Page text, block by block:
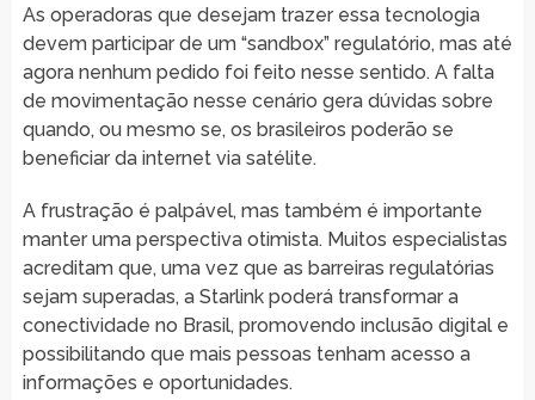
As operadoras que desejam trazer essa tecnologia
devem participar de um “sandbox” regulatório, mas até
agora nenhum pedido foi feito nesse sentido. A falta
de movimentação nesse cenário gera dúvidas sobre
quando, ou mesmo se, os brasileiros poderão se
beneficiar da internet via satélite.
A frustração é palpável, mas também é importante
manter uma perspectiva otimista. Muitos especialistas
acreditam que, uma vez que as barreiras regulatórias
sejam superadas, a Starlink poderá transformar a
conectividade no Brasil, promovendo inclusão digital e
possibilitando que mais pessoas tenham acesso a
informações e oportunidades.